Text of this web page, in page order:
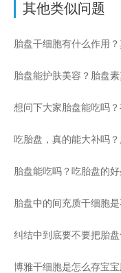
其他类似问题
胎盘干细胞有什么作用
胎盘能护肤美容？胎盘
想问下大家胎盘能吃吗
吃胎盘，真的能大补吗
胎盘能吃吗？吃胎盘的
胎盘中的间充质干细胞
纠结中到底要不要把胎
博雅干细胞是怎么存宝